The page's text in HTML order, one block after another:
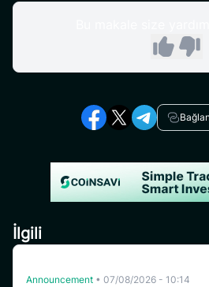
İlgili
Announcement • 07/08/2026 - 10:14